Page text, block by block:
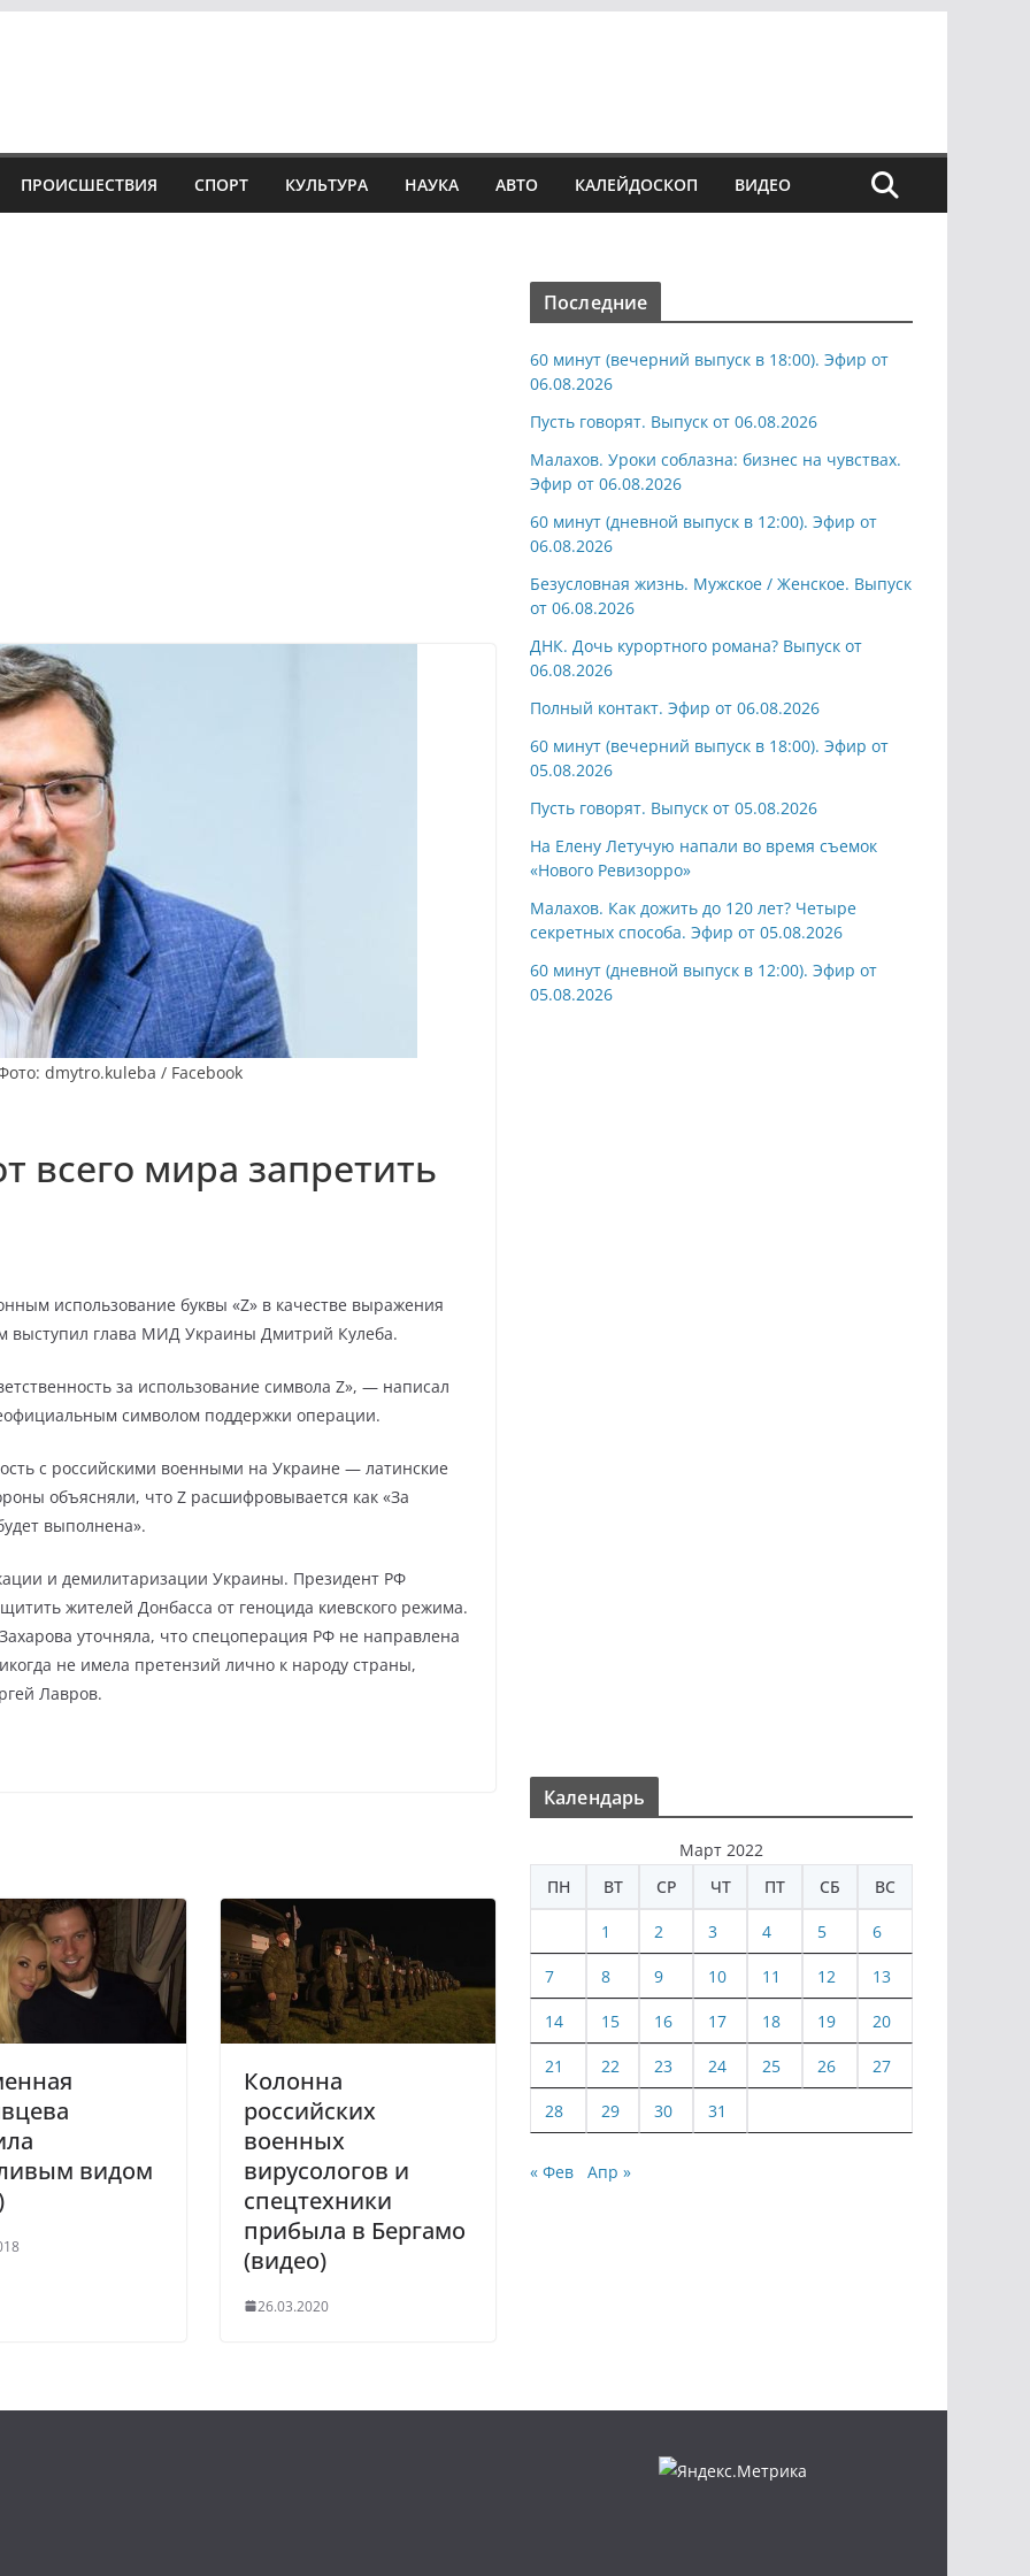
ПРОИСШЕСТВИЯ СПОРТ КУЛЬТУРА НАУКА АВТО КАЛЕЙДОСКОП ВИДЕО
dmytro.kuleba / Facebook
всего мира запретить
использование буквы «Z» в качестве выражения
выступил глава МИД Украины Дмитрий Кулеба.
за использование символа Z», — написал
символом поддержки операции.
с российскими военными на Украине — латинские
объясняли, что Z расшифровывается как «За
выполнена».
и демилитаризации Украины. Президент РФ
жителей Донбасса от геноцида киевского режима.
уточняла, что спецоперация РФ не направлена
не имела претензий лично к народу страны,
Лавров.
видом
Колонна
российских
военных
вирусологов и
спецтехники
прибыла в Бергамо
(видео)
26.03.2020
Последние
60 минут (вечерний выпуск в 18:00). Эфир от
06.08.2026
Пусть говорят. Выпуск от 06.08.2026
Малахов. Уроки соблазна: бизнес на чувствах.
Эфир от 06.08.2026
60 минут (дневной выпуск в 12:00). Эфир от
06.08.2026
Безусловная жизнь. Мужское / Женское. Выпуск
от 06.08.2026
ДНК. Дочь курортного романа? Выпуск от
06.08.2026
Полный контакт. Эфир от 06.08.2026
60 минут (вечерний выпуск в 18:00). Эфир от
05.08.2026
Пусть говорят. Выпуск от 05.08.2026
На Елену Летучую напали во время съемок
«Нового Ревизорро»
Малахов. Как дожить до 120 лет? Четыре
секретных способа. Эфир от 05.08.2026
60 минут (дневной выпуск в 12:00). Эфир от
05.08.2026
Календарь
Март 2022
ПН
ВТ СР ЧТ ПТ СБ ВС
1 2 3 4 5 6
7 8 9 10 11 12 13
14 15 16 17 18 19 20
21 22 23 24 25 26 27
28 29 30 31
« Фев Апр »